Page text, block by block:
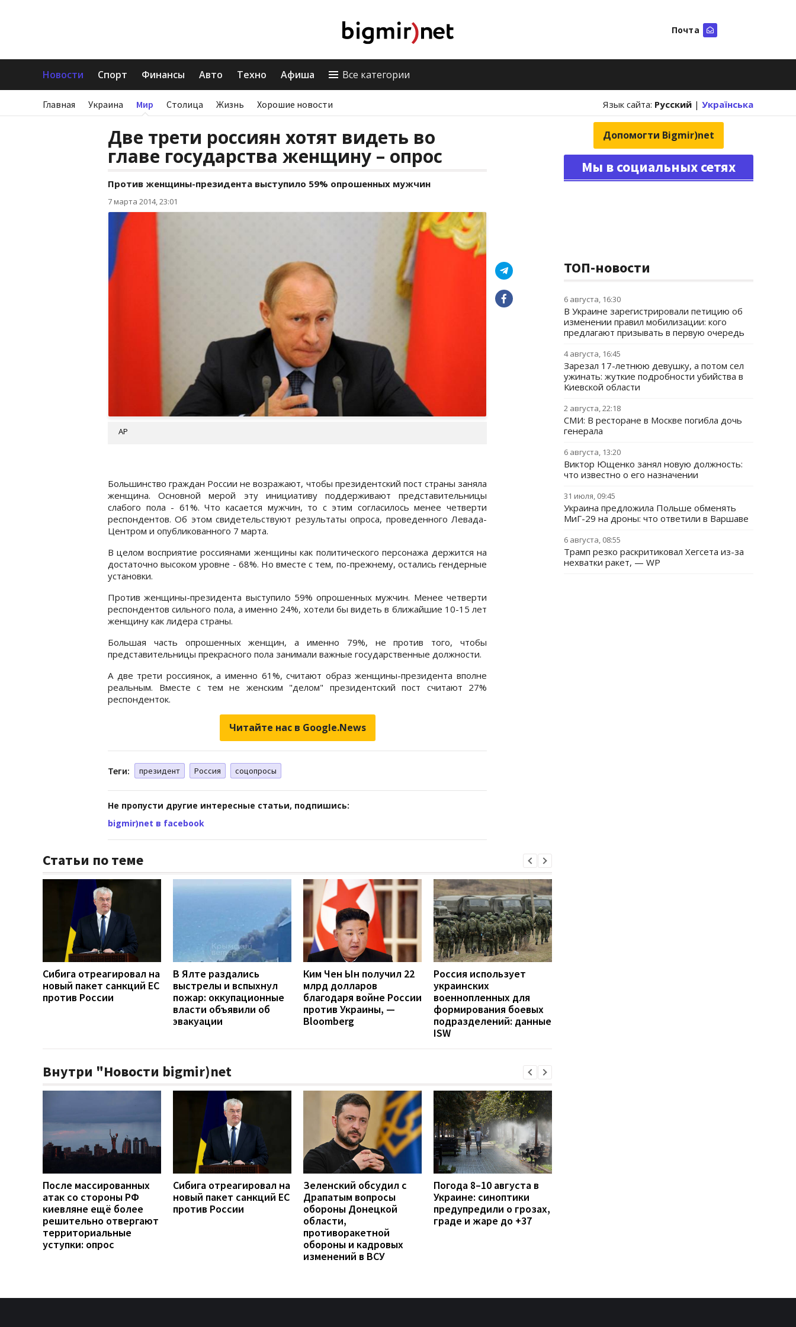
Почта
Новости Спорт Финансы Авто Техно Афиша Все категории
Главная Украина Мир Столица Жизнь Хорошие новости Язык сайта: Русский | Українська
Две трети россиян хотят видеть во
главе государства женщину – опрос
Против женщины-президента выступило 59% опрошенных мужчин
7 марта 2014, 23:01
АР
Большинство граждан России не возражают, чтобы президентский пост страны заняла
женщина. Основной мерой эту инициативу поддерживают представительницы
слабого пола - 61%. Что касается мужчин, то с этим согласилось менее четверти
респондентов. Об этом свидетельствуют результаты опроса, проведенного Левада-
Центром и опубликованного 7 марта.
В целом восприятие россиянами женщины как политического персонажа держится на
достаточно высоком уровне - 68%. Но вместе с тем, по-прежнему, остались гендерные
установки.
Против женщины-президента выступило 59% опрошенных мужчин. Менее четверти
респондентов сильного пола, а именно 24%, хотели бы видеть в ближайшие 10-15 лет
женщину как лидера страны.
Большая часть опрошенных женщин, а именно 79%, не против того, чтобы
представительницы прекрасного пола занимали важные государственные должности.
А две трети россиянок, а именно 61%, считают образ женщины-президента вполне
реальным. Вместе с тем не женским "делом" президентский пост считают 27%
респонденток.
Читайте нас в Google.News
Теги: президент Россия соцопросы
Не пропусти другие интересные статьи, подпишись:
bigmir)net в facebook
Статьи по теме
Сибига отреагировал на
новый пакет санкций ЕС
против России
В Ялте раздались
выстрелы и вспыхнул
пожар: оккупационные
власти объявили об
эвакуации
Ким Чен Ын получил 22
млрд долларов
благодаря войне России
против Украины, —
Bloomberg
Россия использует
украинских
военнопленных для
формирования боевых
подразделений: данные
ISW
Внутри "Новости bigmir)net
После массированных
атак со стороны РФ
киевляне ещё более
решительно отвергают
территориальные
уступки: опрос
Сибига отреагировал на
новый пакет санкций ЕС
против России
Зеленский обсудил с
Драпатым вопросы
обороны Донецкой
области,
противоракетной
обороны и кадровых
изменений в ВСУ
Погода 8–10 августа в
Украине: синоптики
предупредили о грозах,
граде и жаре до +37
Допомогти Bigmir)net
Мы в социальных сетях
ТОП-новости
6 августа, 16:30
В Украине зарегистрировали петицию об
изменении правил мобилизации: кого
предлагают призывать в первую очередь
4 августа, 16:45
Зарезал 17-летнюю девушку, а потом сел
ужинать: жуткие подробности убийства в
Киевской области
2 августа, 22:18
СМИ: В ресторане в Москве погибла дочь
генерала
6 августа, 13:20
Виктор Ющенко занял новую должность:
что известно о его назначении
31 июля, 09:45
Украина предложила Польше обменять
МиГ-29 на дроны: что ответили в Варшаве
6 августа, 08:55
Трамп резко раскритиковал Хегсета из-за
нехватки ракет, — WP